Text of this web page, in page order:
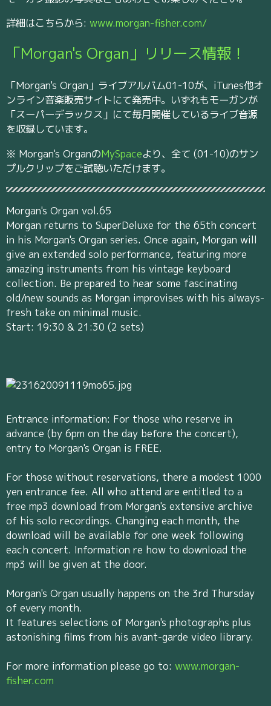
詳細はこちらから: www.morgan-fisher.com/
「Morgan's Organ」リリース情報！
「Morgan's Organ」ライブアルバム01-10が、iTunes他オ
ンライン音楽販売サイトにて発売中。いずれもモーガンが
「スーパーデラックス」にて毎月開催しているライブ音源
を収録しています。
※ Morgan's OrganのMySpaceより、全て (01-10)のサン
プルクリップをご試聴いただけます。
Morgan's Organ vol.65
Morgan returns to SuperDeluxe for the 65th concert
in his Morgan's Organ series. Once again, Morgan will
give an extended solo performance, featuring more
amazing instruments from his vintage keyboard
collection. Be prepared to hear some fascinating
old/new sounds as Morgan improvises with his always-
fresh take on minimal music.
Start: 19:30 & 21:30 (2 sets)
Entrance information: For those who reserve in
advance (by 6pm on the day before the concert),
entry to Morgan's Organ is FREE.
For those without reservations, there a modest 1000
yen entrance fee. All who attend are entitled to a
free mp3 download from Morgan's extensive archive
of his solo recordings. Changing each month, the
download will be available for one week following
each concert. Information re how to download the
mp3 will be given at the door.
Morgan's Organ usually happens on the 3rd Thursday
of every month.
It features selections of Morgan's photographs plus
astonishing films from his avant-garde video library.
For more information please go to: www.morgan-
fisher.com